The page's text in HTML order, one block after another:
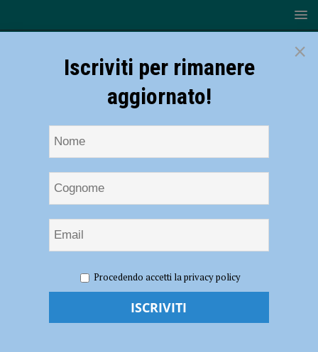
Risoluzione consensuale del contratto con Andrea Mazzucchelli
Serie B – Risoluzione consensuale del
×
Iscriviti per rimanere
aggiornato!
Procedendo accetti la privacy policy